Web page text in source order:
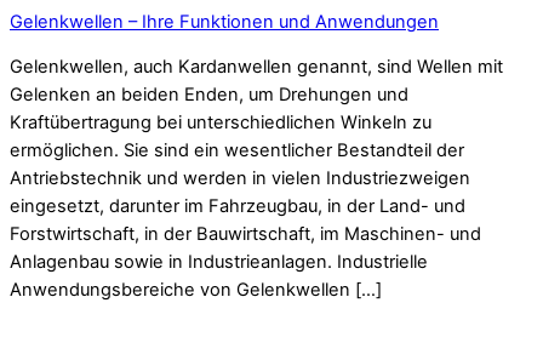
Gelenkwellen – Ihre Funktionen und Anwendungen
Gelenkwellen, auch Kardanwellen genannt, sind Wellen mit
Gelenken an beiden Enden, um Drehungen und
Kraftübertragung bei unterschiedlichen Winkeln zu
ermöglichen. Sie sind ein wesentlicher Bestandteil der
Antriebstechnik und werden in vielen Industriezweigen
eingesetzt, darunter im Fahrzeugbau, in der Land- und
Forstwirtschaft, in der Bauwirtschaft, im Maschinen- und
Anlagenbau sowie in Industrieanlagen. Industrielle
Anwendungsbereiche von Gelenkwellen […]